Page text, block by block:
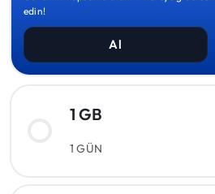
edin!
Al
1 GB
1 GÜN